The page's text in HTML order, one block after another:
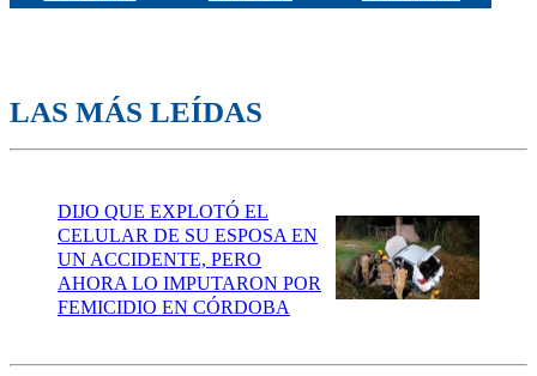
LAS MÁS LEÍDAS
DIJO QUE EXPLOTÓ EL
CELULAR DE SU ESPOSA EN
UN ACCIDENTE, PERO
AHORA LO IMPUTARON POR
FEMICIDIO EN CÓRDOBA